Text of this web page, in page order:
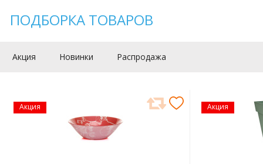
ПОДБОРКА ТОВАРОВ
Акция Новинки Распродажа
Акция Акция